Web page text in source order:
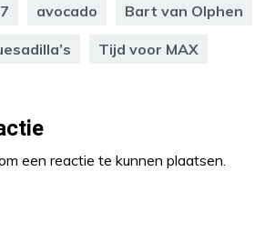
avocado Bart van Olphen
Tijd voor MAX
een reactie te kunnen plaatsen.